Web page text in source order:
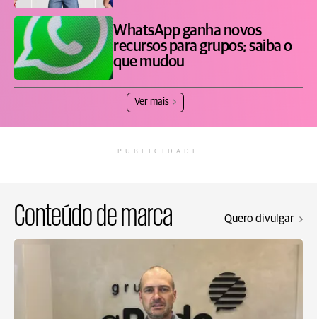
WhatsApp ganha novos
recursos para grupos; saiba o
que mudou
Ver mais
PUBLICIDADE
Conteúdo de marca Quero divulgar